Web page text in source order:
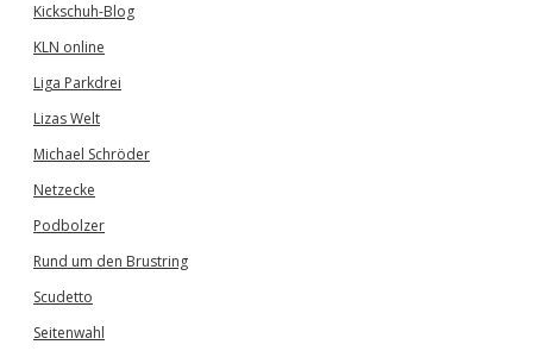
Kickschuh-Blog
KLN online
Liga Parkdrei
Lizas Welt
Michael Schröder
Netzecke
Podbolzer
Rund um den Brustring
Scudetto
Seitenwahl